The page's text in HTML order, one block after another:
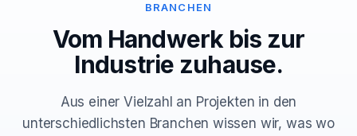
BRANCHEN
Vom Handwerk bis zur
Industrie zuhause.
Aus einer Vielzahl an Projekten in den
unterschiedlichsten Branchen wissen wir, was wo